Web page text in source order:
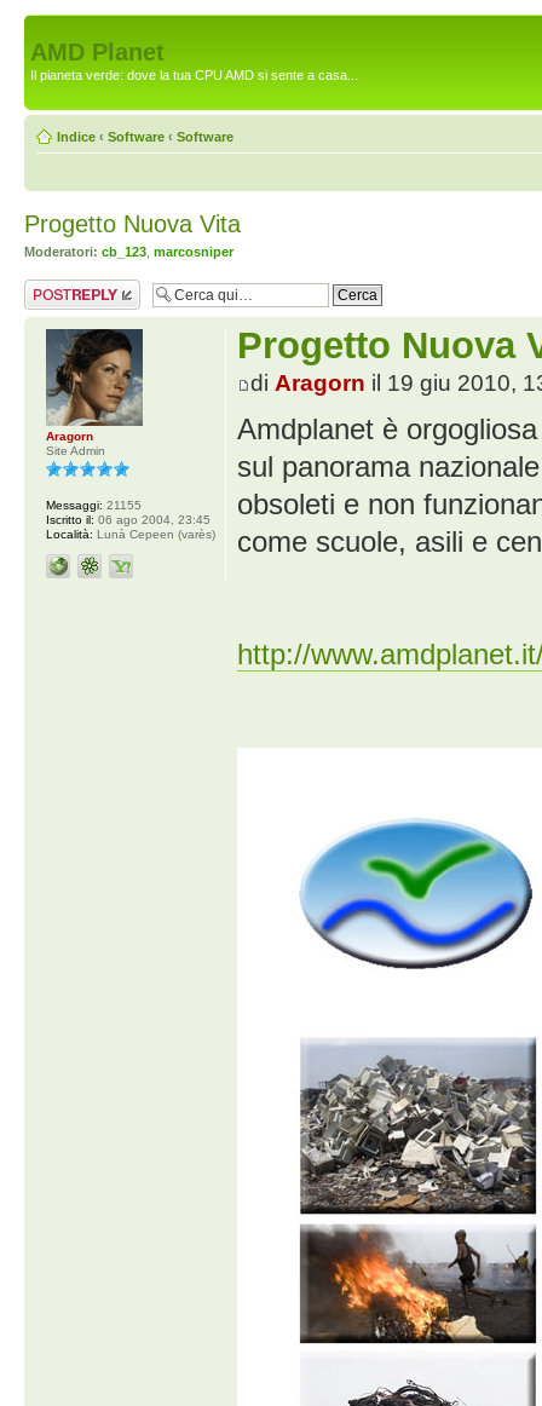
AMD Planet
Il pianeta verde: dove la tua CPU AMD si sente a casa...
Indice ‹ Software ‹ Software
Progetto Nuova Vita
Moderatori: cb_123 marcosniper
Rispondi al
messaggio
Progetto Nuova
di Aragorn il 19 giu 2010,
Amdplanet è
sul panorama
obsoleti e non
come scuole, asili e
http://
Aragorn
Site Admin
Messaggi: 21155
Iscritto il: 06 ago 2004, 23:45
Località: Lunà Cepeen (varès)